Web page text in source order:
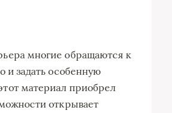
многие обращаются к
и задать особенную
материал приобрел
открывает